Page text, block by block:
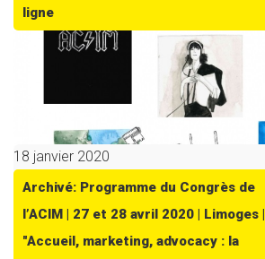
ligne
18 janvier 2020
Archivé: Programme du Congrès de
l’ACIM | 27 et 28 avril 2020 | Limoges |
"Accueil, marketing, advocacy : la